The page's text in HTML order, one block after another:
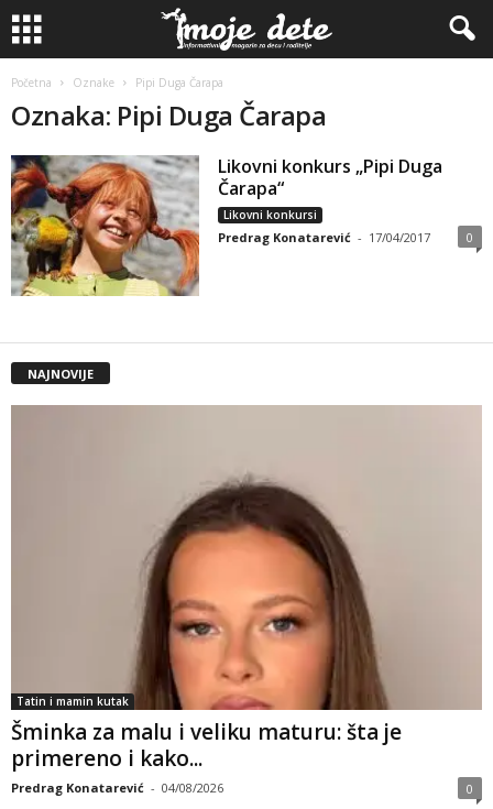
Početna Oznake Pipi Duga Čarapa
Oznaka: Pipi Duga Čarapa
Likovni konkurs „Pipi Duga
Čarapa“
Likovni konkursi
Predrag Konatarević - 17/04/2017 0
NAJNOVIJE
Tatin i mamin kutak
Šminka za malu i veliku maturu: šta je
primereno i kako...
Predrag Konatarević - 04/08/2026 0